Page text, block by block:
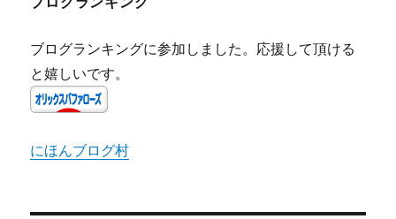
ブログランキングに参加しました。応援して頂ける
と嬉しいです。
にほんブログ村